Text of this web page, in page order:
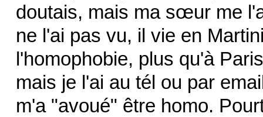
doutais, mais ma sœur me
ne l'ai pas vu, il vie en
l'homophobie, plus qu'à
mais je l'ai au tél ou par
m'a "avoué" être homo.